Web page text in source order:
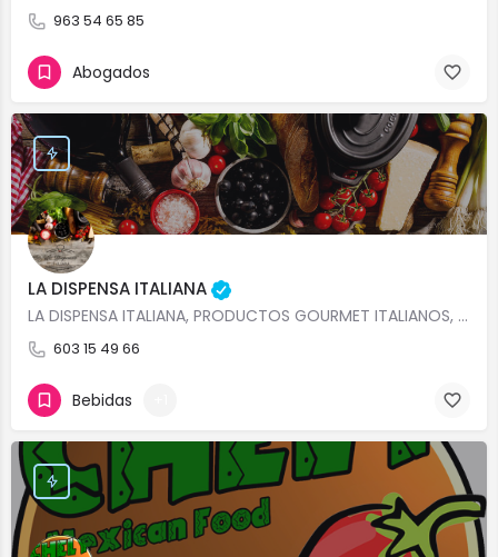
963 54 65 85
Abogados
LA DISPENSA ITALIANA
LA DISPENSA ITALIANA, PRODUCTOS GOURMET ITALIANOS, QUESOS FRESCOS ITALIANOS, SELECCIÓN VINOS ITALIANOS, VENTA…
603 15 49 66
Bebidas